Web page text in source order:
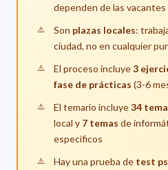
dependen de las
Son plazas locales:
ciudad, no en cualquier
El proceso incluye3
fase de prácticas (3-6
El temario incluye34
local y 7 temas de
específicos
Hay una prueba de test